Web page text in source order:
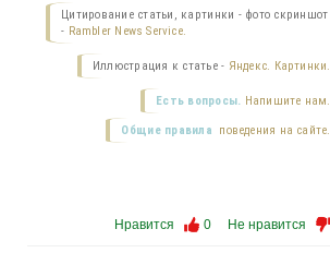
Цитирование статьи, картинки - фото скриншот
- Rambler News Service.
Иллюстрация к статье - Яндекс. Картинки.
Есть вопросы. Напишите нам.
Общие правила поведения на сайте.
Нравится 0 Не нравится